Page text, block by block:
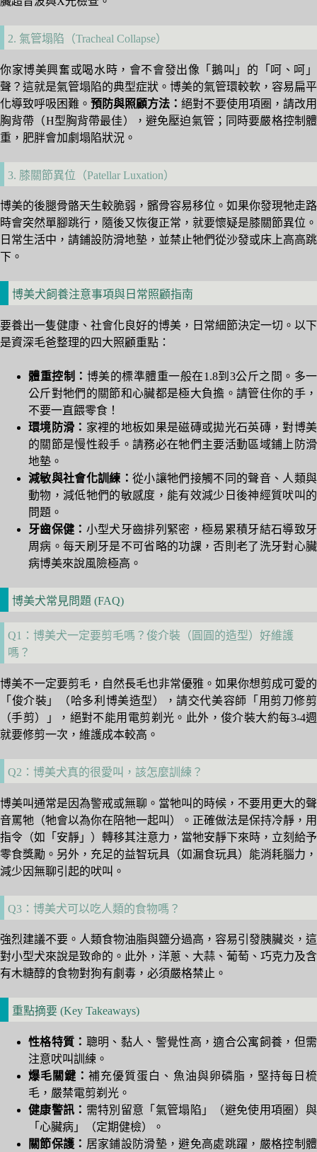
2. 氣管塌陷（Tracheal Collapse）
你家博美興奮或喝水時，會不會發出像「鵝叫」的「呵、呵」
聲？這就是氣管塌陷的典型症狀。博美的氣管環較軟，容易扁平
化導致呼吸困難。 預防與照顧方法： 絕對不要使用項圈，請改用
胸背帶（H型胸背帶最佳），避免壓迫氣管；同時要嚴格控制體
重，肥胖會加劇塌陷狀況。
3. 膝關節異位（Patellar Luxation）
博美的後腿骨骼天生較脆弱，髕骨容易移位。如果你發現牠走路
時會突然單腳跳行，隨後又恢復正常，就要懷疑是膝關節異位。
日常生活中，請鋪設防滑地墊，並禁止牠們從沙發或床上高高跳
下。
博美犬飼養注意事項與日常照顧指南
要養出一隻健康、社會化良好的博美，日常細節決定一切。以下
是資深毛爸整理的四大照顧重點：
體重控制： 博美的標準體重一般在1.8到3公斤之間。多一
公斤對牠們的關節和心臟都是極大負擔。請管住你的手，
不要一直餵零食！
環境防滑： 家裡的地板如果是磁磚或拋光石英磚，對博美
的關節是慢性殺手。請務必在牠們主要活動區域鋪上防滑
地墊。
減敏與社會化訓練： 從小讓牠們接觸不同的聲音、人類與
動物，減低牠們的敏感度，能有效減少日後神經質吠叫的
問題。
牙齒保健： 小型犬牙齒排列緊密，極易累積牙結石導致牙
周病。每天刷牙是不可省略的功課，否則老了洗牙對心臟
病博美來說風險極高。
博美犬常見問題 (FAQ)
Q1：博美犬一定要剪毛嗎？俊介裝（圓圓的造型）好維護
嗎？
博美不一定要剪毛，自然長毛也非常優雅。如果你想剪成可愛的
「俊介裝」（哈多利博美造型），請交代美容師「用剪刀修剪
（手剪）」，絕對不能用電剪剃光。此外，俊介裝大約每3-4週
就要修剪一次，維護成本較高。
Q2：博美犬真的很愛叫，該怎麼訓練？
博美叫通常是因為警戒或無聊。當牠叫的時候，不要用更大的聲
音罵牠（牠會以為你在陪牠一起叫）。正確做法是保持冷靜，用
指令（如「安靜」）轉移其注意力，當牠安靜下來時，立刻給予
零食獎勵。另外，充足的益智玩具（如漏食玩具）能消耗腦力，
減少因無聊引起的吠叫。
Q3：博美犬可以吃人類的食物嗎？
強烈建議不要。人類食物油脂與鹽分過高，容易引發胰臟炎，這
對小型犬來說是致命的。此外，洋蔥、大蒜、葡萄、巧克力及含
有木糖醇的食物對狗有劇毒，必須嚴格禁止。
重點摘要 (Key Takeaways)
性格特質： 聰明、黏人、警覺性高，適合公寓飼養，但需
注意吠叫訓練。
爆毛關鍵：補充優質蛋白、魚油與卵磷脂，堅持每日梳
毛，嚴禁電剪剃光。
健康警訊： 需特別留意「氣管塌陷」（避免使用項圈）與
「心臟病」（定期健檢）。
關節保護： 居家鋪設防滑墊，避免高處跳躍，嚴格控制體